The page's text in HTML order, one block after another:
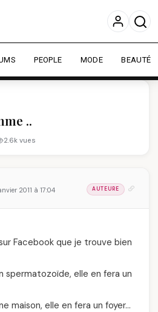
pour améliorer votre
l'audience.
En savoir plus
Personnaliser
PEOPLE MODE BEAUTÉ
..
2.6k vues
2011 à 17:04 AUTEURE
Facebook que je trouve bien
spermatozoïde, elle en fera un
maison, elle en fera un foyer…